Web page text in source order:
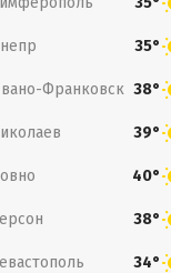
35°
Франковск 38°
39°
40°
38°
34°